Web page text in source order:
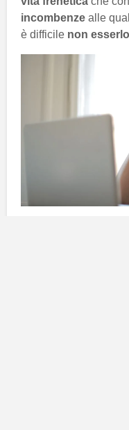
incombenze alle
è difficile non esserlo